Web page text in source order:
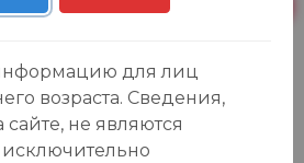
Пн-Вс с 09:00 до
для лиц
возраста. Сведения,
не являются